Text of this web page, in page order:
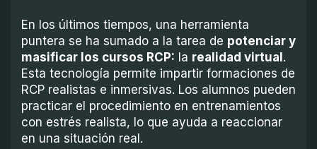
En los últimos tiempos, una herramienta
puntera se ha sumado a la tarea de potenciar y
masificar los cursos RCP: la realidad virtual .
Esta tecnología permite impartir formaciones de
RCP realistas e inmersivas. Los alumnos pueden
practicar el procedimiento en entrenamientos
con estrés realista, lo que ayuda a reaccionar
en una situación real.